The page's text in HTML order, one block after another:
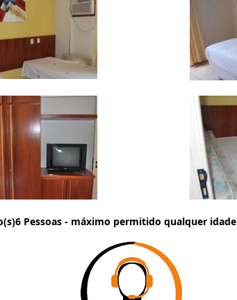
Pessoas - máximo permitido qualquer idade